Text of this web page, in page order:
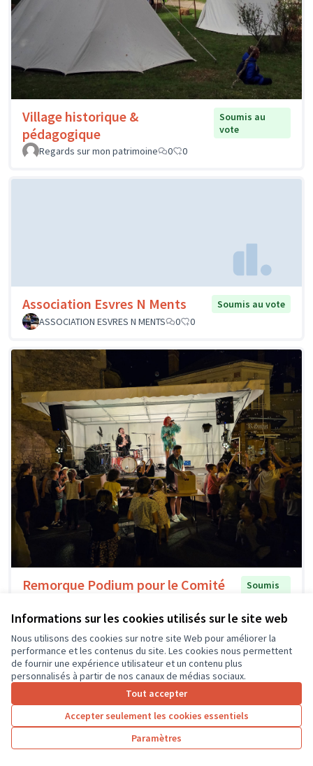
Informations sur les cookies utilisés sur le site web
Nous utilisons des cookies sur notre site Web pour améliorer la
performance et les contenus du site. Les cookies nous permettent
de fournir une expérience utilisateur et un contenu plus
personnalisés à partir de nos canaux de médias sociaux.
Tout accepter
Accepter seulement les cookies essentiels
Paramètres
Village historique &
pédagogique
Soumis au
vote
Regards sur mon patrimoine
0 0
Association Esvres N Ments
Soumis au vote
ASSOCIATION ESVRES N MENTS
0 0
Remorque Podium pour le Comité
Soumis
au vote
Vernou en Fête
0 0